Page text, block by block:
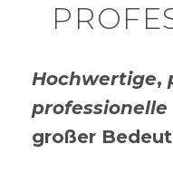
Hochwertige,
professionelle
großer